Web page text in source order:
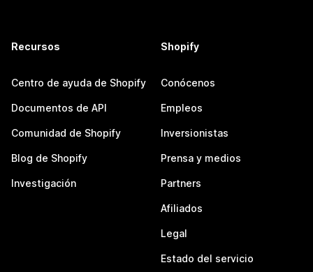
Recursos
Centro de ayuda de Shopify
Documentos de API
Comunidad de Shopify
Blog de Shopify
Investigación
Shopify
Conócenos
Empleos
Inversionistas
Prensa y medios
Partners
Afiliados
Legal
Estado del servicio